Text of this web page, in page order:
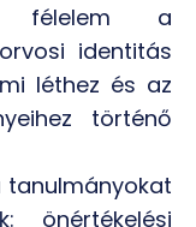
félelem a
identitás
léthez és az
történő
tanulmányokat
önértékelési